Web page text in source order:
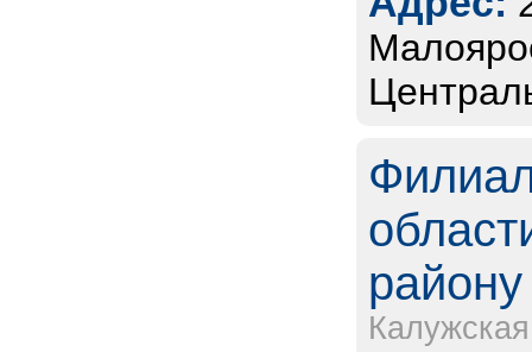
району